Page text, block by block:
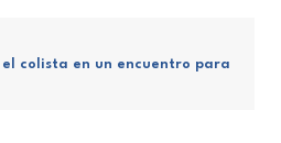
el colista en un encuentro para